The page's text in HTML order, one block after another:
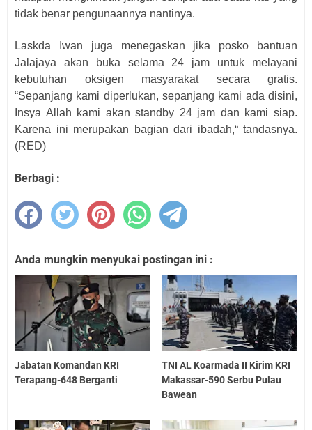
tidak benar pengunaannya nantinya.
Laskda Iwan juga menegaskan jika posko bantuan
Jalajaya akan buka selama 24 jam untuk melayani
kebutuhan oksigen masyarakat secara gratis.
“Sepanjang kami diperlukan, sepanjang kami ada disini,
Insya Allah kami akan standby 24 jam dan kami siap.
Karena ini merupakan bagian dari ibadah,“ tandasnya.
(RED)
Berbagi :
Anda mungkin menyukai postingan ini :
Jabatan Komandan KRI
Terapang-648 Berganti
TNI AL Koarmada II Kirim KRI
Makassar-590 Serbu Pulau
Bawean